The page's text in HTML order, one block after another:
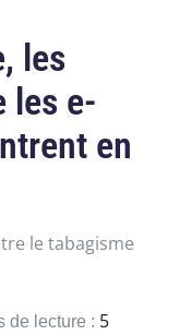
les
les e-
en
le tabagisme
de lecture : 5